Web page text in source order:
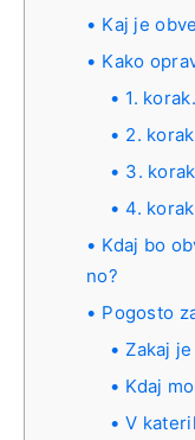
Kaj je
Kako
1.
2.
3.
4.
Kdaj bo
no?
Pogosto
Zakaj
Kdaj
V